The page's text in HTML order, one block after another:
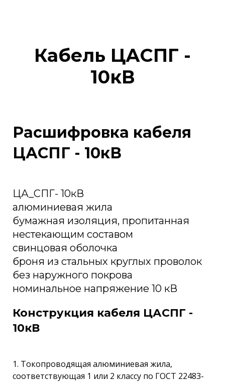
Кабель ЦАСПГ -
10кВ
Расшифровка кабеля
ЦАСПГ - 10кВ
ЦА_СПГ- 10кВ
алюминиевая жила
бумажная изоляция, пропитанная
нестекающим составом
свинцовая оболочка
броня из стальных круглых проволок
без наружного покрова
номинальное напряжение 10 кВ
Конструкция кабеля ЦАСПГ -
10кВ
1. Токопроводящая алюминиевая жила,
соответствующая 1 или 2 классу по ГОСТ 22483-